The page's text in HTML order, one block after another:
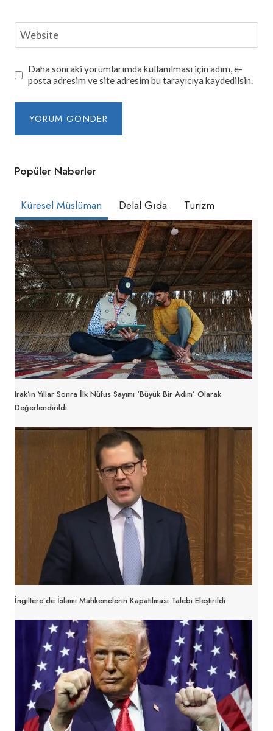
Website
Daha sonraki yorumlarımda kullanılması için adım, e-
posta adresim ve site adresim bu tarayıcıya kaydedilsin.
Popüler Naberler
Küresel Müslüman Delal Gıda Turizm
Irak’ın Yıllar Sonra İlk Nüfus Sayımı ‘Büyük Bir Adım’ Olarak
Değerlendirildi
İngiltere’de İslami Mahkemelerin Kapatılması Talebi Eleştirildi